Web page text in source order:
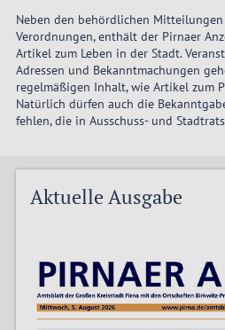
Neben den behördlichen
Verordnungen, enthält der Pirnaer
Artikel zum Leben in der Stadt.
Adressen und Bekanntmachungen
regelmäßigen Inhalt, wie Artikel zum
Natürlich dürfen auch die
fehlen, die in Ausschuss- und
Aktuelle Ausgabe